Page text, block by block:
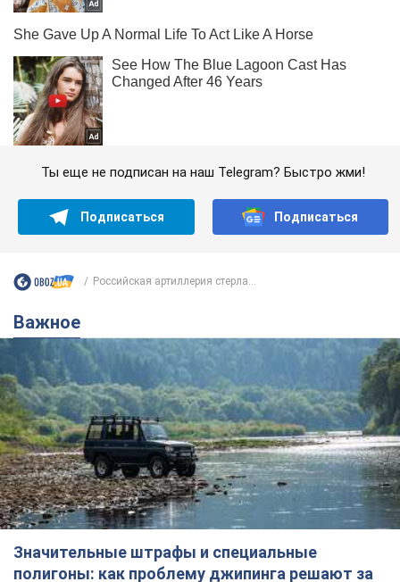
Ты еще не подписан на наш Telegram? Быстро жми!
Подписаться Подписаться
Российская артиллерия стерла...
Важное
Значительные штрафы и специальные
полигоны: как проблему джипинга решают за